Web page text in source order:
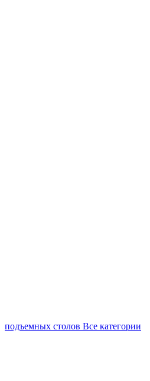
подъемных столов Все категории